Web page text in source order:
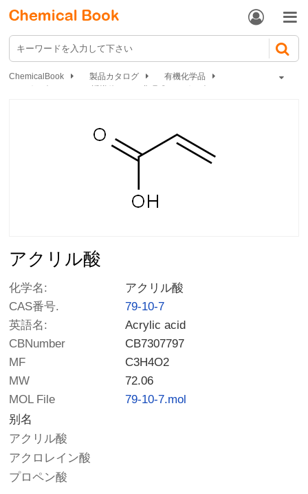
 
ChemicalBook 製品カタログ
有機化学品
カルボン酸およびその誘導体
非環式カルボン酸
アクリル酸
化学名:
アクリル酸
CAS番号.
79-10-7
英語名:
Acrylic acid
CBNumber
CB7307797
MF
C3H4O2
MW
72.06
MOL File
79-10-7.mol
别名
アクリル酸
アクロレイン酸
プロペン酸